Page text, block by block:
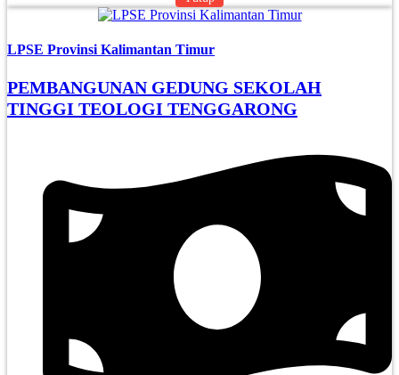
LPSE Provinsi Kalimantan Timur
PEMBANGUNAN GEDUNG SEKOLAH
TINGGI TEOLOGI TENGGARONG